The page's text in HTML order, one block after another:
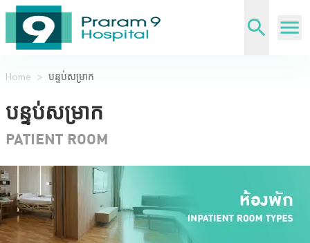
Home > បន្ទប់សម្រាក
បន្ទប់សម្រាក
PATIENT ROOM